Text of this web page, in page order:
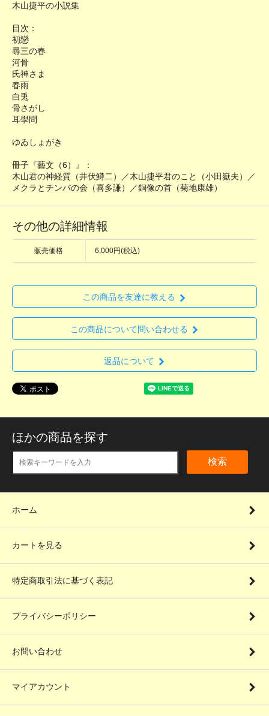
木山捷平の小説集
目次：
初戀
尋三の春
河骨
氏神さま
春雨
白兎
骨さがし
耳學問
ゆゐしょがき
冊子『藝文（6）』：
木山君の神経質（井伏鱒二）／木山捷平君のこと（小田嶽夫）／
メクラとチンバの会（喜多謙）／銅像の首（菊地康雄）
その他の詳細情報
販売価格 6,000円(税込)
この商品を友達に教える
この商品について問い合わせる
返品について
ほかの商品を探す
検索
ホーム
カートを見る
特定商取引法に基づく表記
プライバシーポリシー
お問い合わせ
マイアカウント